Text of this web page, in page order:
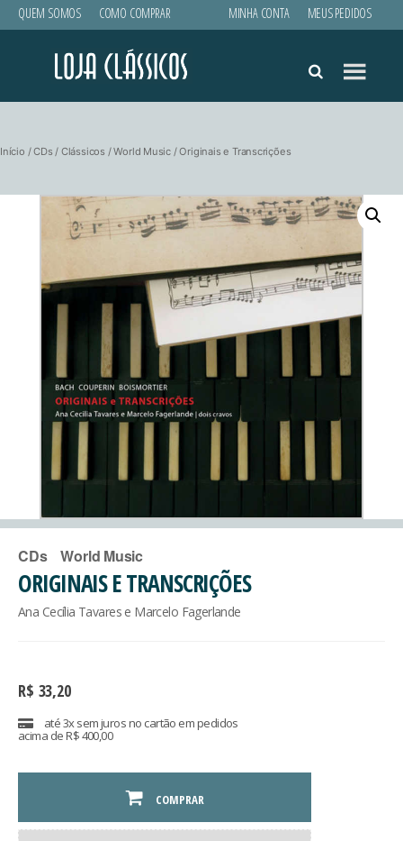
QUEM SOMOS COMO COMPRAR MINHA CONTA MEUS PEDIDOS
Clássicos
Início /CDs/ Clássicos /World Music / Originais e Transcrições
CDs World Music
ORIGINAIS E TRANSCRIÇÕES
Ana Cecília Tavares e Marcelo Fagerlande
R$ 33,20
até 3x sem juros no cartão em pedidos
acima de R$ 400,00
COMPRAR